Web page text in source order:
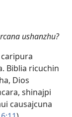
ushanzhu?
Biblia ricuchin
Dios
shinajpi
causajcuna